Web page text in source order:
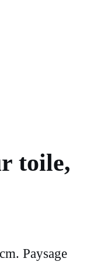
toile,
Paysage